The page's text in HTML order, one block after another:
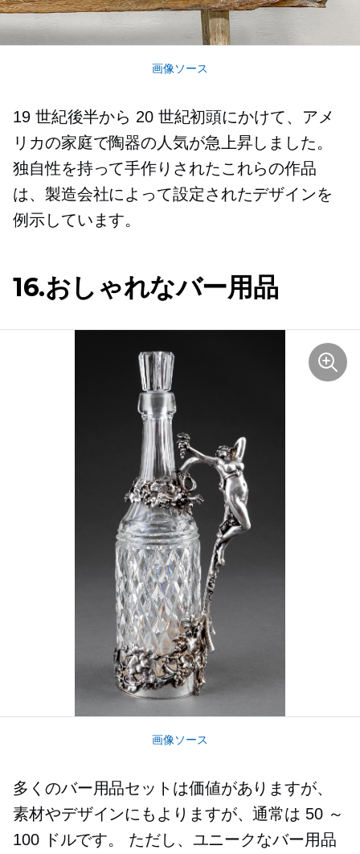
画像ソース
19 世紀後半から 20 世紀初頭にかけて、アメ
リカの家庭で陶器の人気が急上昇しました。
独自性を持って手作りされたこれらの作品
は、製造会社によって設定されたデザインを
例示しています。
16.おしゃれなバー用品
画像ソース
多くのバー用品セットは価値がありますが、
素材やデザインにもよりますが、通常は 50 ～
100 ドルです。 ただし、ユニークなバー用品